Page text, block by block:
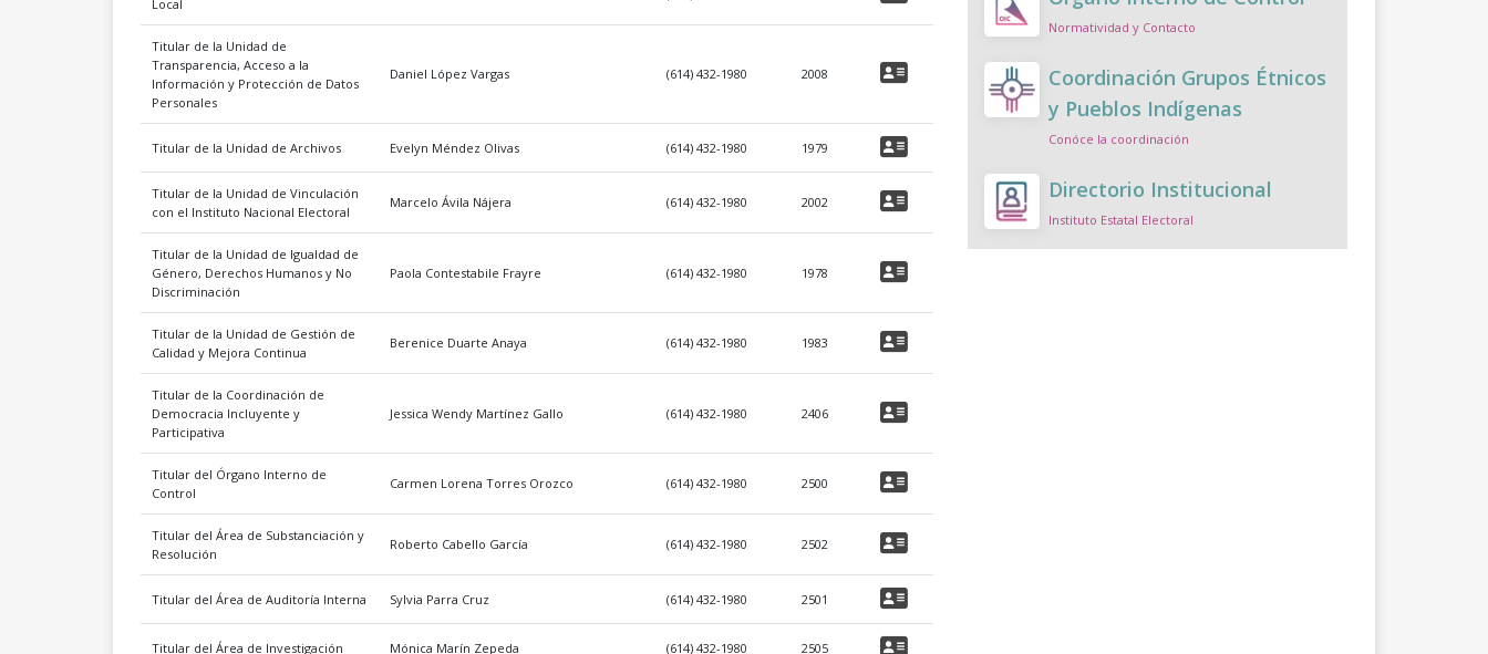
Local
Titular de la Unidad de
Transparencia, Acceso a la
Información y Protección de Datos
Personales
Daniel López Vargas (614) 432-1980 2008
Titular de la Unidad de Archivos Evelyn Méndez Olivas (614) 432-1980 1979
Titular de la Unidad de Vinculación
con el Instituto Nacional Electoral
Marcelo Ávila Nájera (614) 432-1980 2002
Titular de la Unidad de Igualdad de
Género, Derechos Humanos y No
Discriminación
Paola Contestabile Frayre (614) 432-1980 1978
Titular de la Unidad de Gestión de
Calidad y Mejora Continua
Berenice Duarte Anaya (614) 432-1980 1983
Titular de la Coordinación de
Democracia Incluyente y
Participativa
Jessica Wendy Martínez Gallo (614) 432-1980 2406
Titular del Órgano Interno de
Control
Carmen Lorena Torres Orozco (614) 432-1980 2500
Titular del Área de Substanciación y
Resolución
Roberto Cabello García (614) 432-1980 2502
Titular del Área de Auditoría Interna Sylvia Parra Cruz (614) 432-1980 2501
Titular del Área de Investigación Mónica Marín Zepeda (614) 432-1980 2505
Normatividad y Contacto
Coordinación Grupos Étnicos
y Pueblos Indígenas
Conóce la coordinación
Directorio Institucional
Instituto Estatal Electoral